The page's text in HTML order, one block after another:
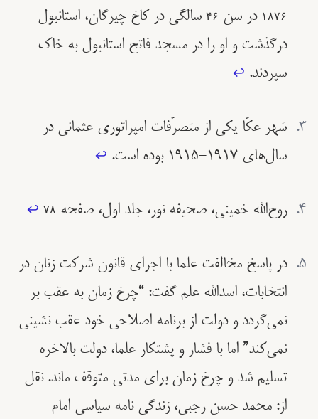
۱۸۷۶ در سن ۴۶ سالگی در کاخ چیرگان، استانبول
درگذشت و او را در مسجد فاتح استانبول به خاک
سپردند. ↩︎
شهر عکّا یکی از متصرّفات امپراتوری عثمانی در
سال‌های ١٩١٧-١٩١٥ بوده است.
↩︎
روح‌الله خمینی، صحیفه نور، جلد اول، صفحه ۷۸ ↩︎
در پاسخ مخالفت علما با اجرای قانون شرکت زنان در
انتخابات، اسدالله علم گفت: “چرخ زمان به عقب بر
نمی‌گردد و دولت از برنامه اصلاحی خود عقب نشینی
نمی‌کند” اما با فشار و پشتکار علما، دولت بالاخره
تسلیم شد و چرخ زمان برای مدتی متوقف ماند. نقل
از: محمد حسن رجبي، زندگي نامه سياسي امام